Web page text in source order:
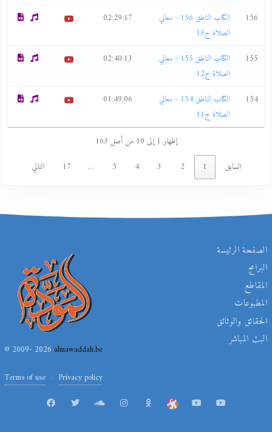
156
الكتاب الناطق 156 - معاني
الصلاة ج13
02:29:17
155
الكتاب الناطق 155 - معاني
الصلاة ج12
02:40:13
154
الكتاب الناطق 154 - معاني
الصلاة ج11
01:49:06
إظهار 1 إلى 10 من أصل 163
السابق
2
…
17 التالي
الصفحة الرئيسة
البرامج
المقاطع
المطبوعات
الحقائق والوثائق
البث المباشر
© 2009- 2026almawaddah.be
Terms of use Privacy policy